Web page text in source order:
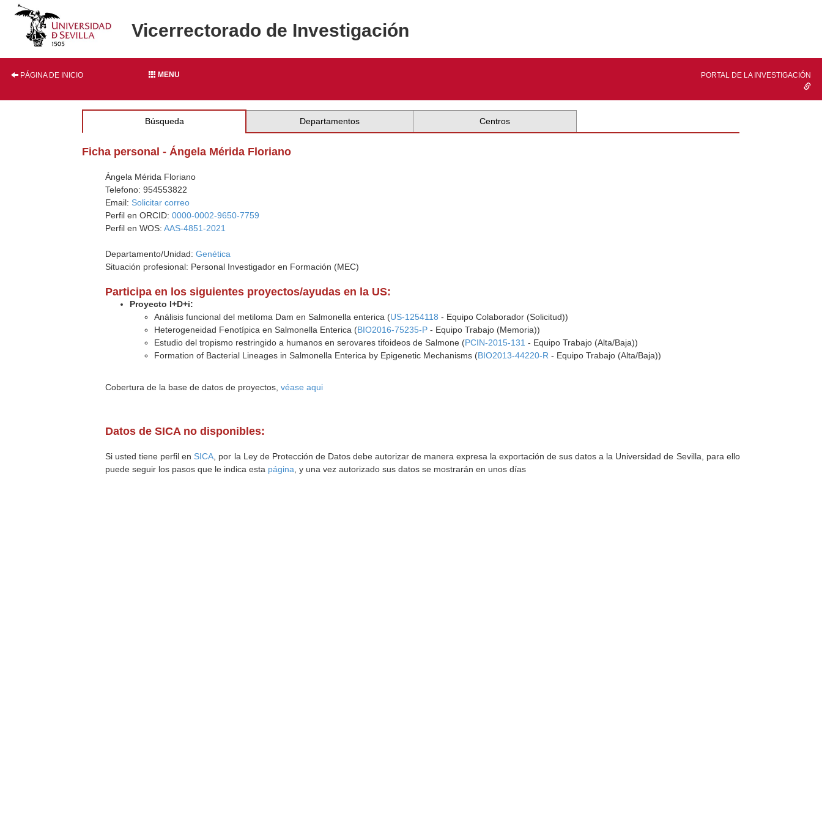
Vicerrectorado de Investigación
PÁGINA DE INICIO MENU PORTAL DE LA INVESTIGACIÓN
Búsqueda Departamentos Centros
Ficha personal - Ángela Mérida Floriano
Ángela Mérida Floriano
Telefono: 954553822
Email: Solicitar correo
Perfil en ORCID:0000-0002-9650-7759
Perfil en WOS:AAS-4851-2021
Departamento/Unidad:Genética
Situación profesional: Personal Investigador en Formación (MEC)
Participa en los siguientes proyectos/ayudas en la US:
Proyecto I+D+i:
Análisis funcional del metiloma Dam en Salmonella enterica (US-1254118 - Equipo Colaborador (Solicitud))
Heterogeneidad Fenotípica en Salmonella Enterica (BIO2016-75235-P - Equipo Trabajo (Memoria))
Estudio del tropismo restringido a humanos en serovares tifoideos de Salmone (PCIN-2015-131 - Equipo Trabajo (Alta/Baja))
Formation of Bacterial Lineages in Salmonella Enterica by Epigenetic Mechanisms (BIO2013-44220-R - Equipo Trabajo (Alta/Baja))
Cobertura de la base de datos de proyectos,véase aqui
Datos de SICA no disponibles:
Si usted tiene perfil en SICA , por la Ley de Protección de Datos debe autorizar de manera expresa la exportación de sus datos a la Universidad de Sevilla, para ello
puede seguir los pasos que le indica esta página , y una vez autorizado sus datos se mostrarán en unos días